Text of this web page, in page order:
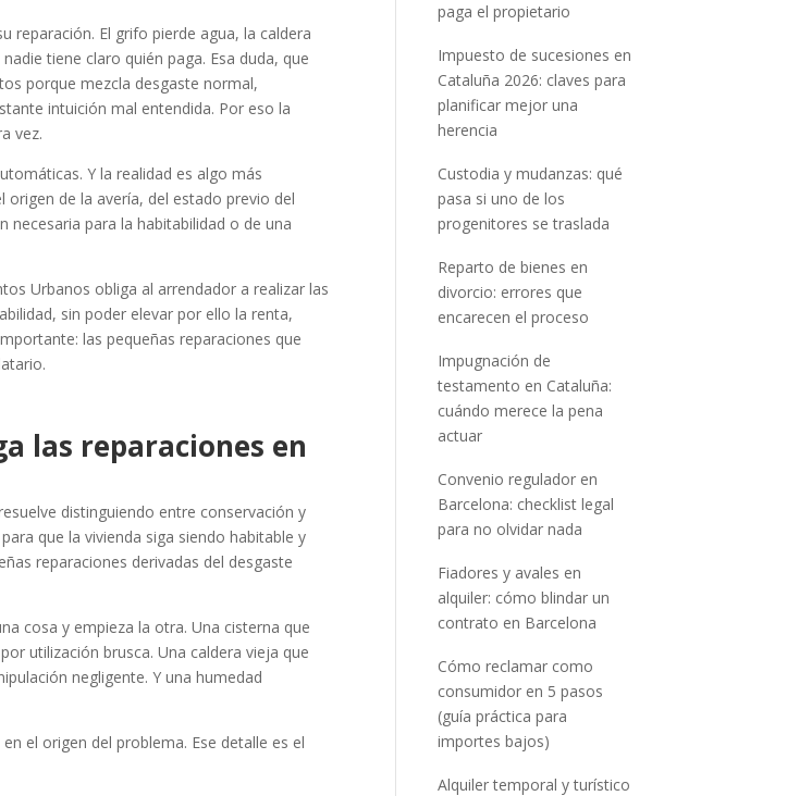
reparación. El grifo pierde agua, la caldera
tiene claro quién paga. Esa duda, que
porque mezcla desgaste normal,
intuición mal entendida. Por eso la
vez.
Y la realidad es algo más
de la avería, del estado previo del
para la habitabilidad o de una
Urbanos obliga al arrendador a realizar las
sin poder elevar por ello la renta,
las pequeñas reparaciones que
las reparaciones en
distinguiendo entre conservación y
que la vivienda siga siendo habitable y
reparaciones derivadas del desgaste
cosa y empieza la otra. Una cisterna que
utilización brusca. Una caldera vieja que
negligente. Y una humedad
el origen del problema. Ese detalle es el
paga el propietario
Impuesto de sucesiones en
Cataluña 2026: claves para
planificar mejor una
herencia
Custodia y mudanzas: qué
pasa si uno de los
progenitores se traslada
Reparto de bienes en
divorcio: errores que
encarecen el proceso
Impugnación de
testamento en Cataluña:
cuándo merece la pena
actuar
Convenio regulador en
Barcelona: checklist legal
para no olvidar nada
Fiadores y avales en
alquiler: cómo blindar un
contrato en Barcelona
Cómo reclamar como
consumidor en 5 pasos
(guía práctica para
importes bajos)
Alquiler temporal y turístico